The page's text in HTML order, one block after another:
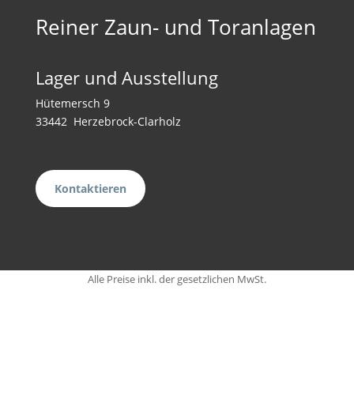
Reiner Zaun- und Toranlagen
Lager und Ausstellung
Hütemersch 9
33442 Herzebrock-Clarholz
Kontaktieren
Alle Preise inkl. der gesetzlichen MwSt.